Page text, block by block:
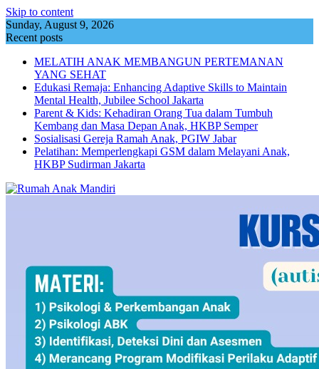
Skip to content
Sunday, August 9, 2026
Recent posts
MELATIH ANAK MEMBANGUN PERTEMANAN
YANG SEHAT
Edukasi Remaja: Enhancing Adaptive Skills to Maintain
Mental Health, Jubilee School Jakarta
Parent & Kids: Kehadiran Orang Tua dalam Tumbuh
Kembang dan Masa Depan Anak, HKBP Semper
Sosialisasi Gereja Ramah Anak, PGIW Jabar
Pelatihan: Memperlengkapi GSM dalam Melayani Anak,
HKBP Sudirman Jakarta